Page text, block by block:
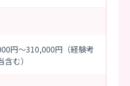
円～310,000円（経験考
む）